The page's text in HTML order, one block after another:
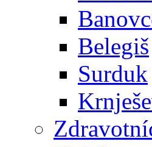
Belegiš
Surduk